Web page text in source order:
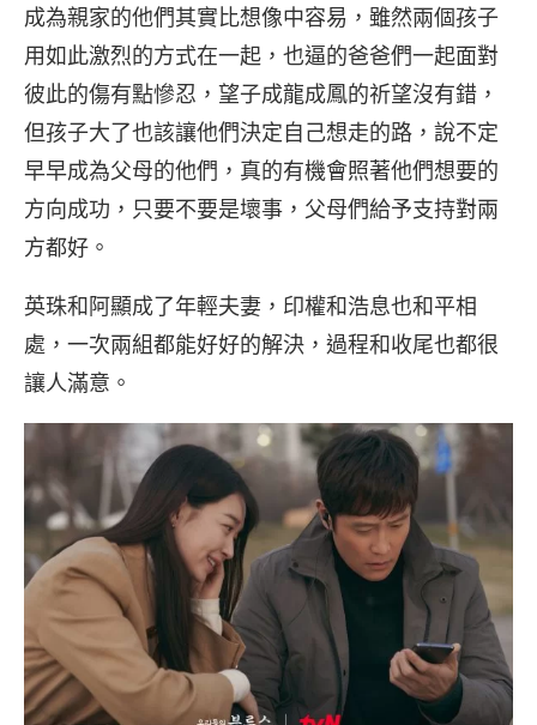
成為親家的他們其實比想像中容易，雖然兩個孩子
用如此激烈的方式在一起，也逼的爸爸們一起面對
彼此的傷有點慘忍，望子成龍成鳳的祈望沒有錯，
但孩子大了也該讓他們決定自己想走的路，說不定
早早成為父母的他們，真的有機會照著他們想要的
方向成功，只要不要是壞事，父母們給予支持對兩
方都好。
英珠和阿顯成了年輕夫妻，印權和浩息也和平相
處，一次兩組都能好好的解決，過程和收尾也都很
讓人滿意。